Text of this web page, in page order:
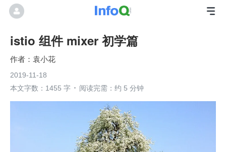
istio 组件 mixer 初学篇
袁小花
2019-11-18
本文字数：1455 字
阅读完需：约 5 分钟